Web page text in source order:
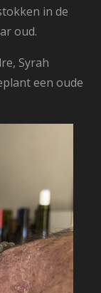
in de
oud.
Syrah
een oude